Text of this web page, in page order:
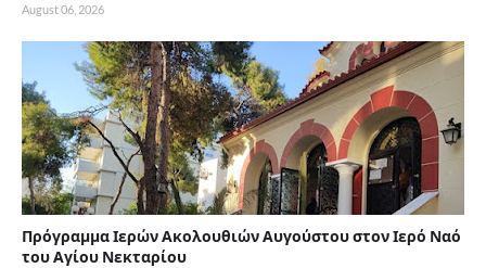
August 06, 2026
Πρόγραμμα Ιερών Ακολουθιών Αυγούστου στον Ιερό Ναό
του Αγίου Νεκταρίου